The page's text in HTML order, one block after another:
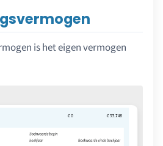
is het eigen vermogen